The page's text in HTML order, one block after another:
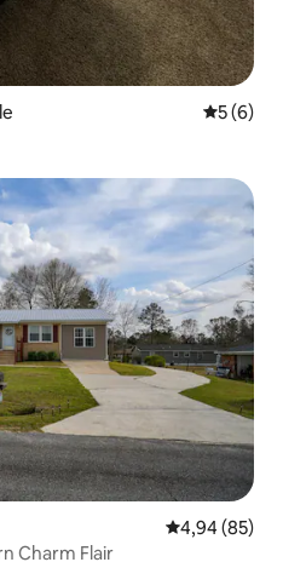
5 de
5 (6)
4,94 de uma
4,94 (85)
Charm Flair